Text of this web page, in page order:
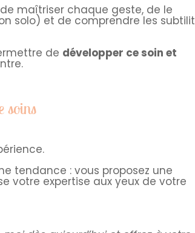
maîtriser chaque geste, de le
solo) et de comprendre les
de développer ce soin et
soins
tendance : vous proposez une
votre expertise aux yeux de votre